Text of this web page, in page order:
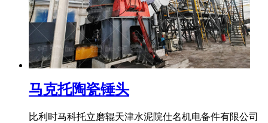
马克托陶瓷锤头
比利时马科托立磨辊天津水泥院仕名机电备件有限公司